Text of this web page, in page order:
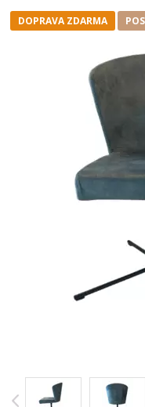
DOPRAVA ZDARMA